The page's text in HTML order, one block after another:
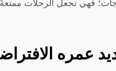
فهي تجعل الرحلات
عمره